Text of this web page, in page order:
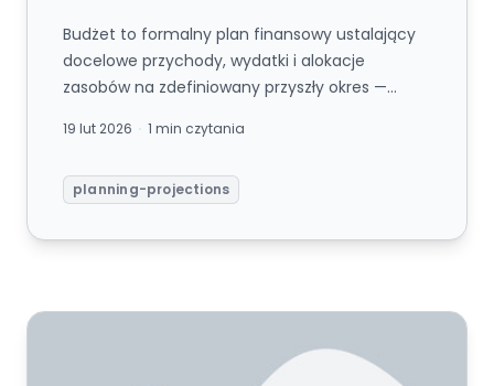
Budżet to formalny plan finansowy ustalający
docelowe przychody, wydatki i alokacje
zasobów na zdefiniowany przyszły okres —
19 lut 2026 1 min czytania
planning-projections
FP&A (Planowanie i Analiza Finansowa)